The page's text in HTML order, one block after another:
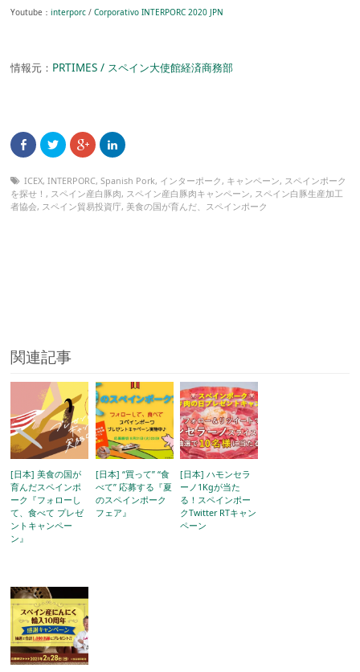
Youtube：interporc /Corporativo INTERPORC 2020 JPN
情報元： PRTIMES / スペイン大使館経済商務部
ICEX,INTERPORC,Spanish Pork, インターポーク , キャンペーン, スペインポーク
を探せ！ , スペイン産白豚肉, スペイン産白豚肉キャンペーン, スペイン白豚生産加工
者協会, スペイン貿易投資庁, 美食の国が育んだ、スペインポーク
関連記事
[日本] 美食の国が
育んだスペインポ
ーク『フォローし
て、食べて プレゼ
ントキャンペー
ン』
[日本] “買って” “食
べて” 応募する『夏
のスペインポーク
フェア』
[日本] ハモンセラ
ーノ1Kgが当た
る！⁠スペインポー
クTwitter RTキャン
ペーン